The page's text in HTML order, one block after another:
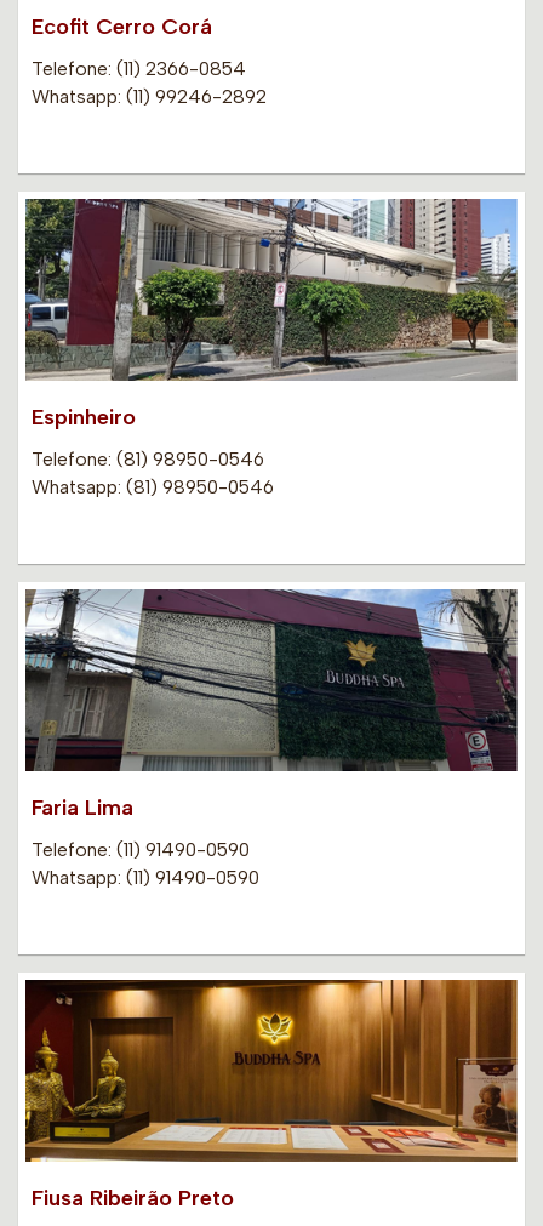
Ecofit Cerro Corá
Telefone: (11) 2366-0854
Whatsapp: (11) 99246-2892
Espinheiro
Telefone: (81) 98950-0546
Whatsapp: (81) 98950-0546
Faria Lima
Telefone: (11) 91490-0590
Whatsapp: (11) 91490-0590
Fiusa Ribeirão Preto